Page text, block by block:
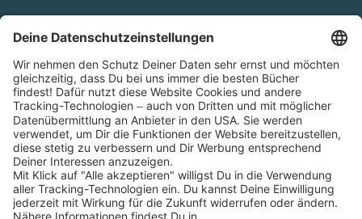
Partnerprogramm (Affiliate)
Folge uns auf
* Versandkostenfrei ab 9,00 € Bestellwert innerhalb